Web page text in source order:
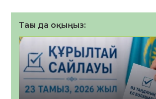
Тағы да оқыңыз: